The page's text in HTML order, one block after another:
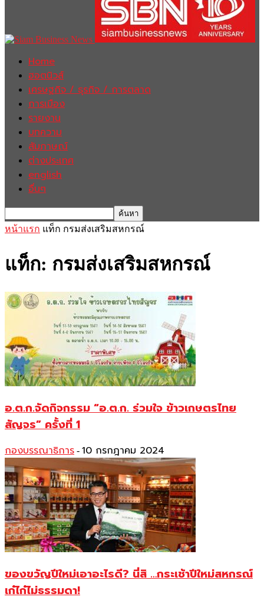
Home
ฮอตนิวส์
เศรษฐกิจ / ธุรกิจ / การตลาด
การเมือง
รายงาน
บทความ
สัมภาษณ์
ต่างประเทศ
english
อื่นๆ
หน้าแรก แท็ก กรมส่งเสริมสหกรณ์
แท็ก: กรมส่งเสริมสหกรณ์
อ.ต.ก.จัดกิจกรรม “อ.ต.ก. ร่วมใจ ข้าวเกษตรไทย
สัญจร” ครั้งที่ 1
กองบรรณาธิการ - 10 กรกฎาคม 2024
ของขวัญปีใหม่เอาอะไรดี? นี่สิ …กระเช้าปีใหม่สหกรณ์
เก๋ไก๋ไม่ธรรมดา!